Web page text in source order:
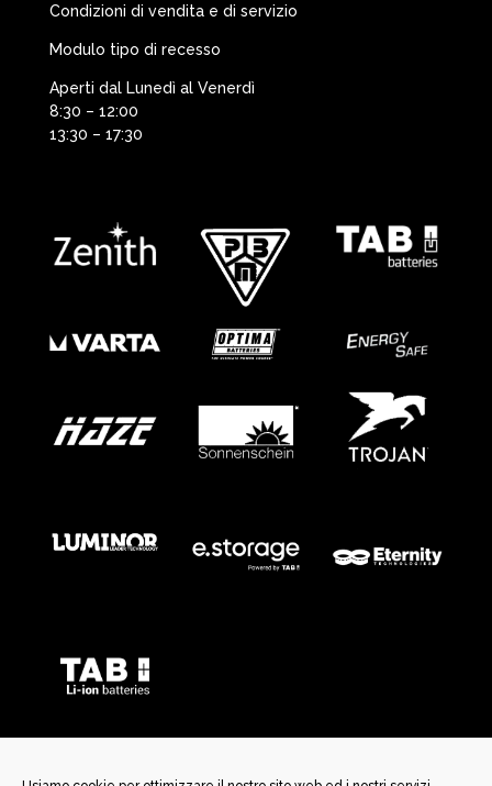
Condizioni di vendita e di servizio
Modulo tipo di recesso
Aperti dal Lunedì al Venerdì
8:30 – 12:00
13:30 – 17:30